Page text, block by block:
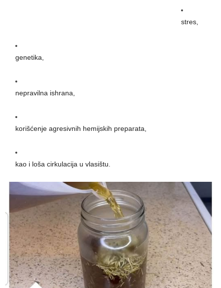
stres,
genetika,
nepravilna ishrana,
korišćenje agresivnih hemijskih preparata,
kao i loša cirkulacija u vlasištu.